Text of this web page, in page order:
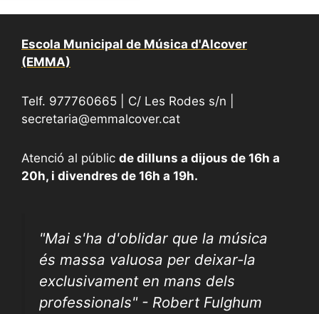
Escola Municipal de Música d'Alcover
(EMMA)
Telf. 977760665 | C/ Les Rodes s/n |
secretaria@emmalcover.cat
Atenció al públic de dilluns a dijous de 16h a
20h, i divendres de 16h a 19h.
"Mai s'ha d'oblidar que la música
és massa valuosa per deixar-la
exclusivament en mans dels
professionals" - Robert Fulghum